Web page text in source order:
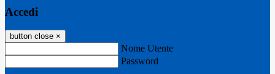
Accedi
button close ×
Nome Utente
Password